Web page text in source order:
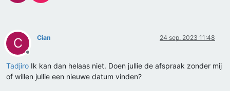
C
Offline
Cian 24 sep. 2023 11:48
Tadjiro Ik kan dan helaas niet. Doen jullie de afspraak zonder mij
of willen jullie een nieuwe datum vinden?